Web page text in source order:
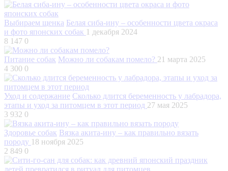
Выбираем щенка Белая сиба-ину – особенности цвета окраса
и фото японских собак 1 декабря 2024
8 147 0
Питание собак Можно ли собакам помело? 21 марта 2025
4 300 0
Уход и содержание Сколько длится беременность у лабрадора,
этапы и уход за питомцем в этот период 27 мая 2025
3 932 0
Здоровье собак Вязка акита-ину – как правильно вязать
породу 18 ноября 2025
2 849 0